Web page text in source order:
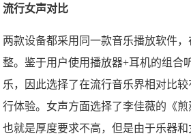
流行女声对比
两款设备都采用同一款音乐播放软件
整。鉴于用户使用播放器+耳机的组合
乐，因此选择了在流行音乐界相对比
行体验。女声方面选择了李佳薇的《
也就是厚度要求不高，但是由于乐器